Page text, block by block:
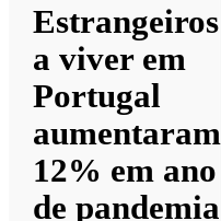
Estrangeiros
a viver em
Portugal
aumentaram
12% em ano
de pandemia